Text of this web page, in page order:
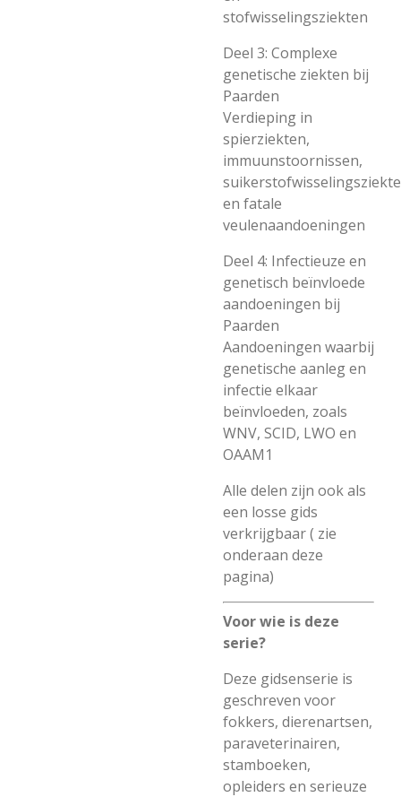
stofwisselingsziekten
Deel 3: Complexe
genetische ziekten bij
Paarden
Verdieping in
spierziekten,
immuunstoornissen,
en fatale
veulenaandoeningen
Deel 4: Infectieuze en
genetisch beïnvloede
aandoeningen bij
Paarden
Aandoeningen waarbij
genetische aanleg en
infectie elkaar
beïnvloeden, zoals
WNV, SCID, LWO en
OAAM1
Alle delen zijn ook als
een losse gids
verkrijgbaar ( zie
onderaan deze
pagina)
Voor wie is deze
serie?
Deze gidsenserie is
geschreven voor
fokkers, dierenartsen,
paraveterinairen,
stamboeken,
opleiders en serieuze